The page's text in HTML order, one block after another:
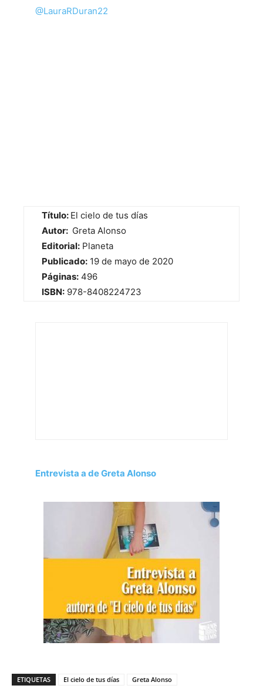
@LauraRDuran22
Título: El cielo de tus días
Autor: Greta Alonso
Editorial: Planeta
Publicado: 19 de mayo de 2020
Páginas: 496
ISBN: 978-8408224723
Entrevista a de Greta Alonso
ETIQUETAS El cielo de tus días Greta Alonso